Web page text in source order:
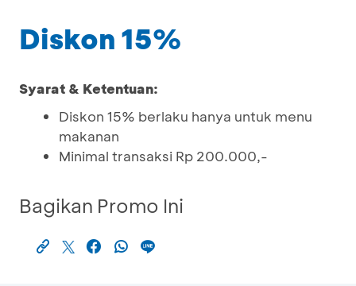
Diskon 15%
Syarat & Ketentuan:
Diskon 15% berlaku hanya untuk menu
makanan
Minimal transaksi Rp 200.000,-
Bagikan Promo Ini